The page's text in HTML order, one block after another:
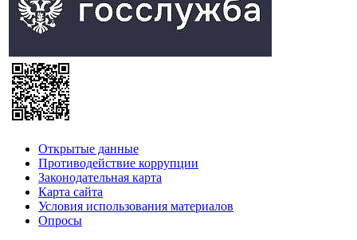
Открытые данные
Противодействие коррупции
Законодательная карта
Карта сайта
Условия использования материалов
Опросы